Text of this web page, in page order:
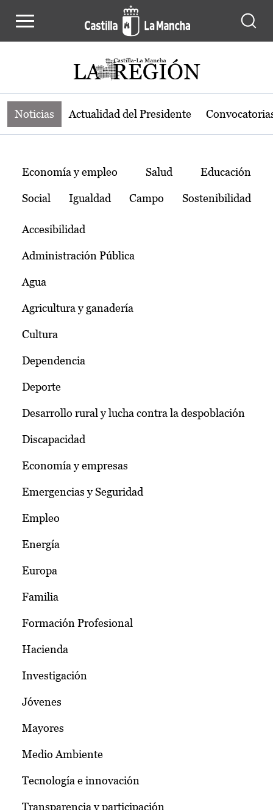
Noticias de la región de Castilla-La
Noticias Actualidad del Presidente
Temas
Economía y empleo Salud Educación
Social Igualdad Campo Sostenibilidad
Accesibilidad
Administración Pública
Agua
Agricultura y ganadería
Cultura
Dependencia
Deporte
Desarrollo rural y lucha contra la despoblación
Discapacidad
Economía y empresas
Emergencias y Seguridad
Empleo
Energía
Europa
Familia
Formación Profesional
Hacienda
Investigación
Jóvenes
Mayores
Medio Ambiente
Tecnología e innovación
Transparencia y participación